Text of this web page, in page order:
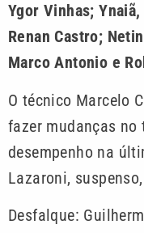
Ygor Vinhas;
Renan Castro;
Marco Antonio e
O técnico Marcelo
fazer mudanças no
desempenho na
Lazaroni,
Desfalque: